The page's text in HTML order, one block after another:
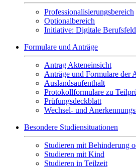
Professionalisierungsbereich
Optionalbereich
Initiative: Digitale
Formulare und Anträge
Antrag Akteneinsicht
Anträge und Formulare der
Auslandsaufenthalt
Protokollformulare zu
Prüfungsdeckblatt
Wechsel- und
Besondere Studiensituationen
Studieren mit Behinderung
Studieren mit Kind
Studieren in Teilzeit